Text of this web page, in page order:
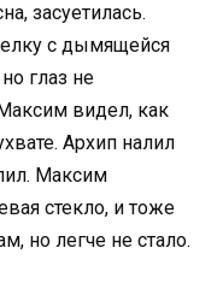
засуетилась.
с дымящейся
глаз не
видел, как
Архип налил
Максим
стекло, и тоже
но легче не стало.